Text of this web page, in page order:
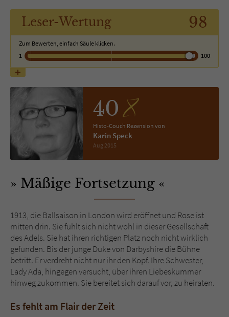
Leser-Wertung 98
Zum Bewerten, einfach Säule klicken.
1
100
40
Histo-Couch Rezension von
Karin Speck
Aug 2015
Mäßige Fortsetzung
1913, die Ballsaison in London wird eröffnet und Rose ist
mitten drin. Sie fühlt sich nicht wohl in dieser Gesellschaft
des Adels. Sie hat ihren richtigen Platz noch nicht wirklich
gefunden. Bis der junge Duke von Darbyshire die Bühne
betritt. Er verdreht nicht nur ihr den Kopf. Ihre Schwester,
Lady Ada, hingegen versucht, über ihren Liebeskummer
hinweg zukommen. Sie bereitet sich darauf vor, zu heiraten.
Es fehlt am Flair der Zeit
Name tx_pwcomments_ahash
Anbieter Literatur-Couch Medien GmbH & Co. KG
Laufzeit
Cookie für Kommentare einzelner Buchtitel
Name fe_typo_user
Anbieter Literatur-Couch Medien GmbH & Co. KG
Laufzeit
Zweck
Dieses Cookie gewährleistet die
Benutzer. Es wird benötigt um z. B. den
Sicherheitscode des Kontaktformulars zu
überprüfen.